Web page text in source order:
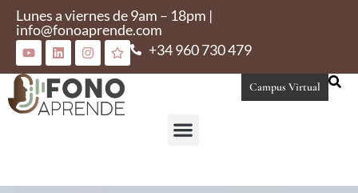
Lunes a viernes de 9am – 18pm |
info@fonoaprende.com
+34 960 730 479
Campus Virtual